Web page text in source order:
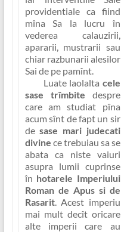
providentiale ca fiind
mîna Sa la lucru în
vederea calauzirii,
apararii, mustrarii sau
chiar razbunarii alesilor
Sai de pe pamînt.
Luate laolalta cele
sase trîmbite despre
care am studiat pîna
acum sînt de fapt un sir
desase mari judecati
divine ce trebuiau sa se
abata ca niste vaiuri
asupra lumii cuprinse
în hotarele Imperiului
Roman de Apus si de
Rasarit. Acest imperiu
mai mult decît oricare
alte imperii care au